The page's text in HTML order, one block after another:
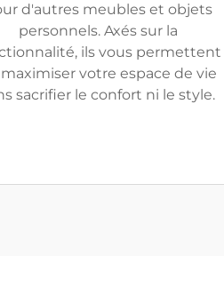
d'autres meubles et objets
personnels. Axés sur la
ils vous permettent
votre espace de vie
sacrifier le confort ni le style.